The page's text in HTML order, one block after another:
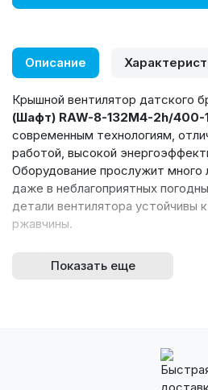
Описание
Крышной вентилятор датского
(Шафт) RAW-8-132M4-2h/400-
современным технологиям,
работой, высокой
Оборудование прослужит много
даже в неблагоприятных
детали вентилятора устойчивы
ржавчины.
Электродвигатель с
Вентиляторы крышные для
Показать еще